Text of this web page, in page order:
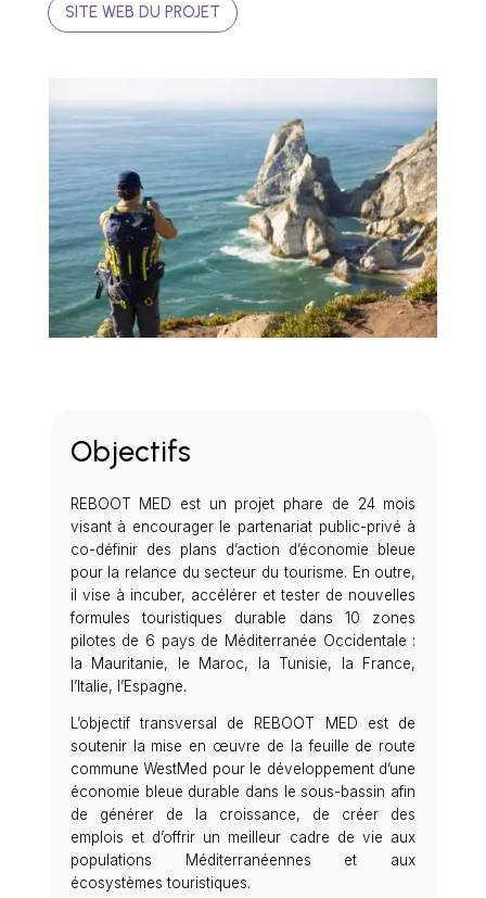
SITE WEB DU PROJET
Objectifs
REBOOT MED est un projet phare de 24 mois
visant à encourager le partenariat public-privé à
co-définir des plans d’action d’économie bleue
pour la relance du secteur du tourisme. En outre,
il vise à incuber, accélérer et tester de nouvelles
formules touristiques durable dans 10 zones
pilotes de 6 pays de Méditerranée Occidentale :
la Mauritanie, le Maroc, la Tunisie, la France,
l’Italie, l’Espagne.
L’objectif transversal de REBOOT MED est de
soutenir la mise en œuvre de la feuille de route
commune WestMed pour le développement d’une
économie bleue durable dans le sous-bassin afin
de générer de la croissance, de créer des
emplois et d’offrir un meilleur cadre de vie aux
populations Méditerranéennes et aux
écosystèmes touristiques.